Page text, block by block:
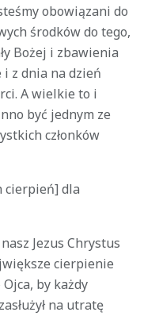
obowiązani do
środków do tego,
Bożej i zbawienia
i z dnia na dzień
A wielkie to i
być jednym ze
członków
cierpień] dla
Jezus Chrystus
cierpienie
by każdy
na utratę